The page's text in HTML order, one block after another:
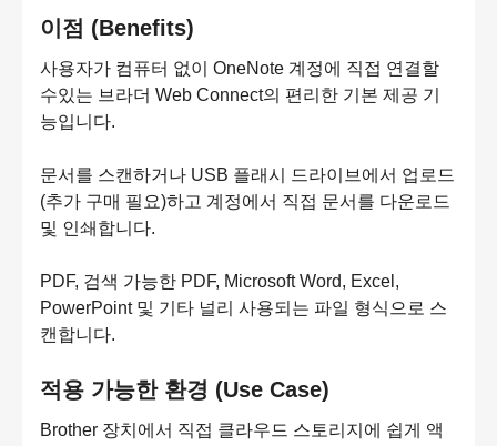
이점 (Benefits)
사용자가 컴퓨터 없이 OneNote 계정에 직접 연결할
수있는 브라더 Web Connect의 편리한 기본 제공 기
능입니다.
문서를 스캔하거나 USB 플래시 드라이브에서 업로드
(추가 구매 필요)하고 계정에서 직접 문서를 다운로드
및 인쇄합니다.
PDF, 검색 가능한 PDF, Microsoft Word, Excel,
PowerPoint 및 기타 널리 사용되는 파일 형식으로 스
캔합니다.
적용 가능한 환경 (Use Case)
Brother 장치에서 직접 클라우드 스토리지에 쉽게 액